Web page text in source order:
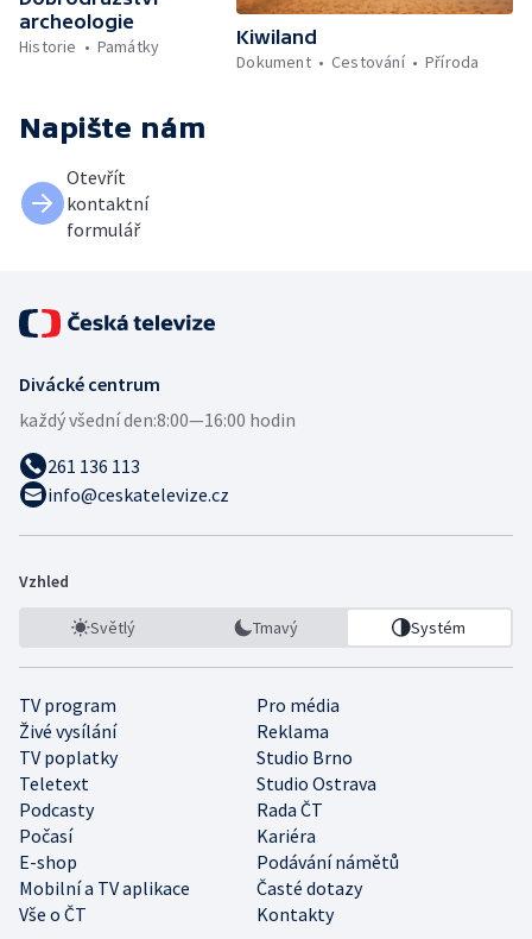
archeologie
Historie
Památky
Kiwiland
Dokument
Cestování Příroda
Napište nám
Otevřít
kontaktní
formulář
Divácké centrum
každý všední den:8:00—16:00 hodin
261 136 113
info@ceskatelevize.cz
Vzhled
Světlý Tmavý Systém
TV program
Pro média
Živé vysílání
Reklama
TV poplatky
Studio Brno
Teletext
Studio Ostrava
Podcasty
Rada ČT
Počasí
Kariéra
E-shop
Podávání námětů
Mobilní a TV aplikace
Časté dotazy
Vše o ČT
Kontakty